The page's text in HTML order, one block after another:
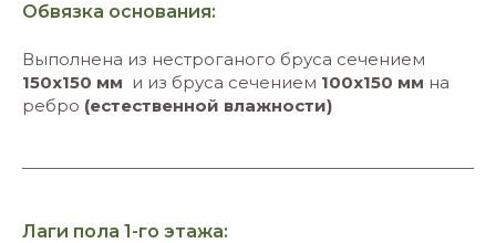
Обвязка основания:
Выполнена из нестроганого бруса сечением
150х150 мм и из бруса сечением 100х150 мм на
ребро (естественной влажности)
Лаги пола 1-го этажа: